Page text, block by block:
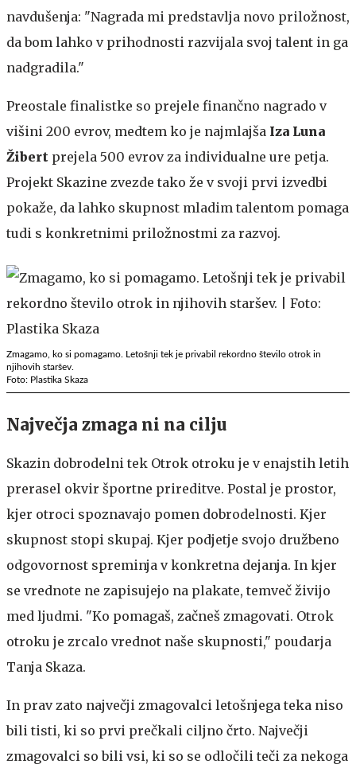
navdušenja: "Nagrada mi predstavlja novo priložnost,
da bom lahko v prihodnosti razvijala svoj talent in ga
nadgradila."
Preostale finalistke so prejele finančno nagrado v
višini 200 evrov, medtem ko je najmlajša Iza Luna
Žibert prejela 500 evrov za individualne ure petja.
Projekt Skazine zvezde tako že v svoji prvi izvedbi
pokaže, da lahko skupnost mladim talentom pomaga
tudi s konkretnimi priložnostmi za razvoj.
Zmagamo, ko si pomagamo. Letošnji tek je privabil rekordno število otrok in
njihovih staršev.
Foto: Plastika Skaza
Največja zmaga ni na cilju
Skazin dobrodelni tek Otrok otroku je v enajstih letih
prerasel okvir športne prireditve. Postal je prostor,
kjer otroci spoznavajo pomen dobrodelnosti. Kjer
skupnost stopi skupaj. Kjer podjetje svojo družbeno
odgovornost spreminja v konkretna dejanja. In kjer
se vrednote ne zapisujejo na plakate, temveč živijo
med ljudmi. "Ko pomagaš, začneš zmagovati. Otrok
otroku je zrcalo vrednot naše skupnosti," poudarja
Tanja Skaza.
In prav zato največji zmagovalci letošnjega teka niso
bili tisti, ki so prvi prečkali ciljno črto. Največji
zmagovalci so bili vsi, ki so se odločili teči za nekoga